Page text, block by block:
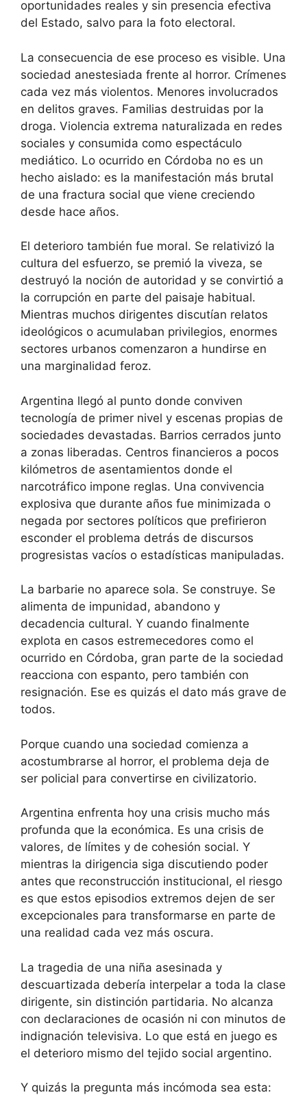
oportunidades reales y sin presencia efectiva
del Estado, salvo para la foto electoral.
La consecuencia de ese proceso es visible. Una
sociedad anestesiada frente al horror. Crímenes
cada vez más violentos. Menores involucrados
en delitos graves. Familias destruidas por la
droga. Violencia extrema naturalizada en redes
sociales y consumida como espectáculo
mediático. Lo ocurrido en Córdoba no es un
hecho aislado: es la manifestación más brutal
de una fractura social que viene creciendo
desde hace años.
El deterioro también fue moral. Se relativizó la
cultura del esfuerzo, se premió la viveza, se
destruyó la noción de autoridad y se convirtió a
la corrupción en parte del paisaje habitual.
Mientras muchos dirigentes discutían relatos
ideológicos o acumulaban privilegios, enormes
sectores urbanos comenzaron a hundirse en
una marginalidad feroz.
Argentina llegó al punto donde conviven
tecnología de primer nivel y escenas propias de
sociedades devastadas. Barrios cerrados junto
a zonas liberadas. Centros financieros a pocos
kilómetros de asentamientos donde el
narcotráfico impone reglas. Una convivencia
explosiva que durante años fue minimizada o
negada por sectores políticos que prefirieron
esconder el problema detrás de discursos
progresistas vacíos o estadísticas manipuladas.
La barbarie no aparece sola. Se construye. Se
alimenta de impunidad, abandono y
decadencia cultural. Y cuando finalmente
explota en casos estremecedores como el
ocurrido en Córdoba, gran parte de la sociedad
reacciona con espanto, pero también con
resignación. Ese es quizás el dato más grave de
todos.
Porque cuando una sociedad comienza a
acostumbrarse al horror, el problema deja de
ser policial para convertirse en civilizatorio.
Argentina enfrenta hoy una crisis mucho más
profunda que la económica. Es una crisis de
valores, de límites y de cohesión social. Y
mientras la dirigencia siga discutiendo poder
antes que reconstrucción institucional, el riesgo
es que estos episodios extremos dejen de ser
excepcionales para transformarse en parte de
una realidad cada vez más oscura.
La tragedia de una niña asesinada y
descuartizada debería interpelar a toda la clase
dirigente, sin distinción partidaria. No alcanza
con declaraciones de ocasión ni con minutos de
indignación televisiva. Lo que está en juego es
el deterioro mismo del tejido social argentino.
Y quizás la pregunta más incómoda sea esta: